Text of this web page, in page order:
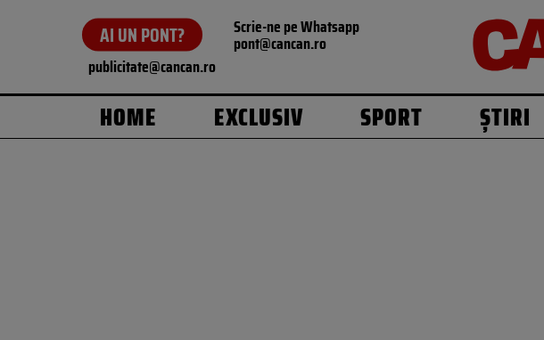
AI UN PONT? Scrie-ne pe Whatsapp
pont@cancan.ro
publicitate@cancan.ro
HOME EXCLUSIV SPORT ȘTIRI